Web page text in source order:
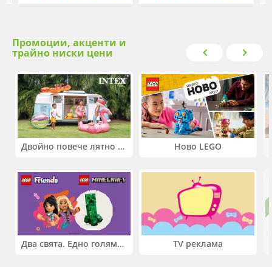
Промоции, акценти и
трайно ниски цени
Двойно повече лятно забавление! Купи 2 продукта INTEX и вземи -33%
Два свята. Едно голямо приключение. Купи 2 продукта LEGO® Friends и/или LEGO® Minecraft и вземи -27%
Ново LEGO
TV реклама